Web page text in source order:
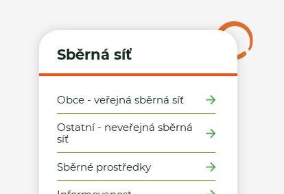
Sběrná síť
Obce - veřejná sběrná síť
Ostatní - neveřejná sběrná
síť
Sběrné prostředky